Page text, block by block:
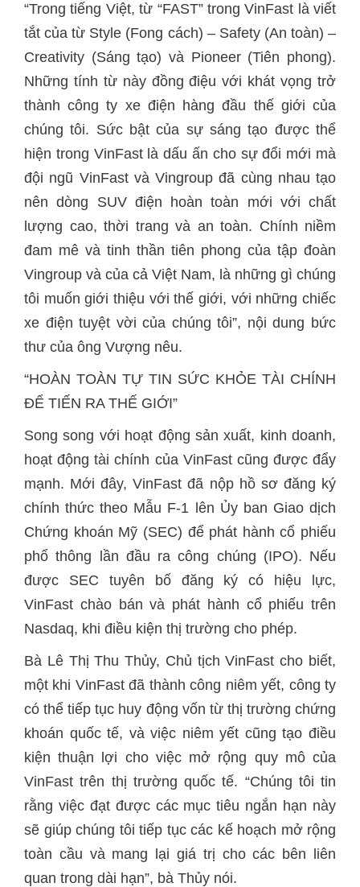
“Trong tiếng Việt, từ “FAST” trong VinFast là viết
tắt của từ Style (Fong cách) – Safety (An toàn) –
Creativity (Sáng tạo) và Pioneer (Tiên phong).
Những tính từ này đồng điệu với khát vọng trở
thành công ty xe điện hàng đầu thế giới của
chúng tôi. Sức bật của sự sáng tạo được thể
hiện trong VinFast là dấu ấn cho sự đổi mới mà
đội ngũ VinFast và Vingroup đã cùng nhau tạo
nên dòng SUV điện hoàn toàn mới với chất
lượng cao, thời trang và an toàn. Chính niềm
đam mê và tinh thần tiên phong của tập đoàn
Vingroup và của cả Việt Nam, là những gì chúng
tôi muốn giới thiệu với thế giới, với những chiếc
xe điện tuyệt vời của chúng tôi”, nội dung bức
thư của ông Vượng nêu.
“HOÀN TOÀN TỰ TIN SỨC KHỎE TÀI CHÍNH
ĐỂ TIẾN RA THẾ GIỚI”
Song song với hoạt động sản xuất, kinh doanh,
hoạt động tài chính của VinFast cũng được đẩy
mạnh. Mới đây, VinFast đã nộp hồ sơ đăng ký
chính thức theo Mẫu F-1 lên Ủy ban Giao dịch
Chứng khoán Mỹ (SEC) để phát hành cổ phiếu
phổ thông lần đầu ra công chúng (IPO). Nếu
được SEC tuyên bố đăng ký có hiệu lực,
VinFast chào bán và phát hành cổ phiếu trên
Nasdaq, khi điều kiện thị trường cho phép.
Bà Lê Thị Thu Thủy, Chủ tịch VinFast cho biết,
một khi VinFast đã thành công niêm yết, công ty
có thể tiếp tục huy động vốn từ thị trường chứng
khoán quốc tế, và việc niêm yết cũng tạo điều
kiện thuận lợi cho việc mở rộng quy mô của
VinFast trên thị trường quốc tế. “Chúng tôi tin
rằng việc đạt được các mục tiêu ngắn hạn này
sẽ giúp chúng tôi tiếp tục các kế hoạch mở rộng
toàn cầu và mang lại giá trị cho các bên liên
quan trong dài hạn”, bà Thủy nói.